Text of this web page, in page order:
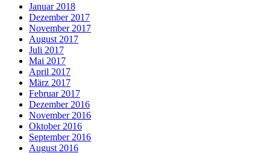
Januar 2018
Dezember 2017
November 2017
August 2017
Juli 2017
Mai 2017
April 2017
März 2017
Februar 2017
Dezember 2016
November 2016
Oktober 2016
September 2016
August 2016